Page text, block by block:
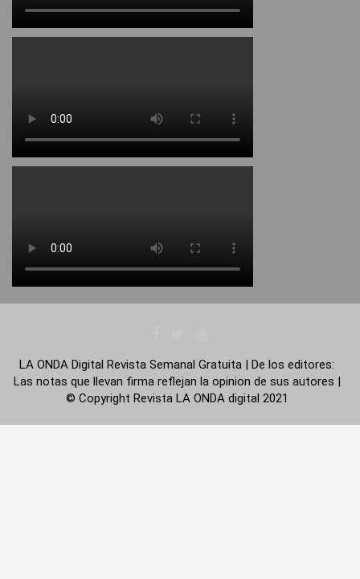
LA ONDA Digital Revista Semanal Gratuita | De los editores:
Las notas que llevan firma reflejan la opinion de sus autores |
© Copyright Revista LA ONDA digital 2021